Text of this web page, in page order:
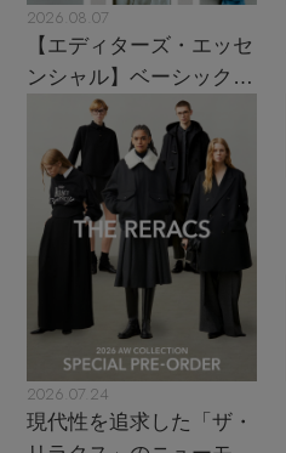
2026.08.07
【エディターズ・エッセ
ンシャル】ベーシックと
トレンドが交差する16の
2026.07.24
現代性を追求した「ザ・